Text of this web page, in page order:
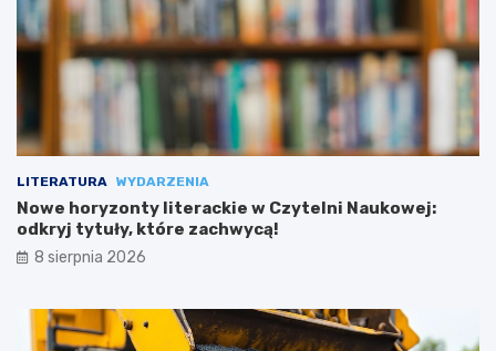
LITERATURA WYDARZENIA
Nowe horyzonty literackie w Czytelni Naukowej:
odkryj tytuły, które zachwycą!
8 sierpnia 2026